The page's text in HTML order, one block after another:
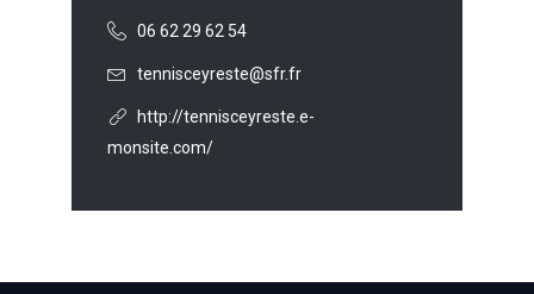
06 62 29 62 54
tennisceyreste@sfr.fr
http://tennisceyreste.e-
monsite.com/